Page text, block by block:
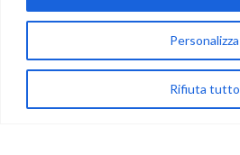
Personalizza
Rifiuta tutto
via Acqua delle Noci 12
83024 Monteforte Irpino (AV)
(+39) 081-7777233